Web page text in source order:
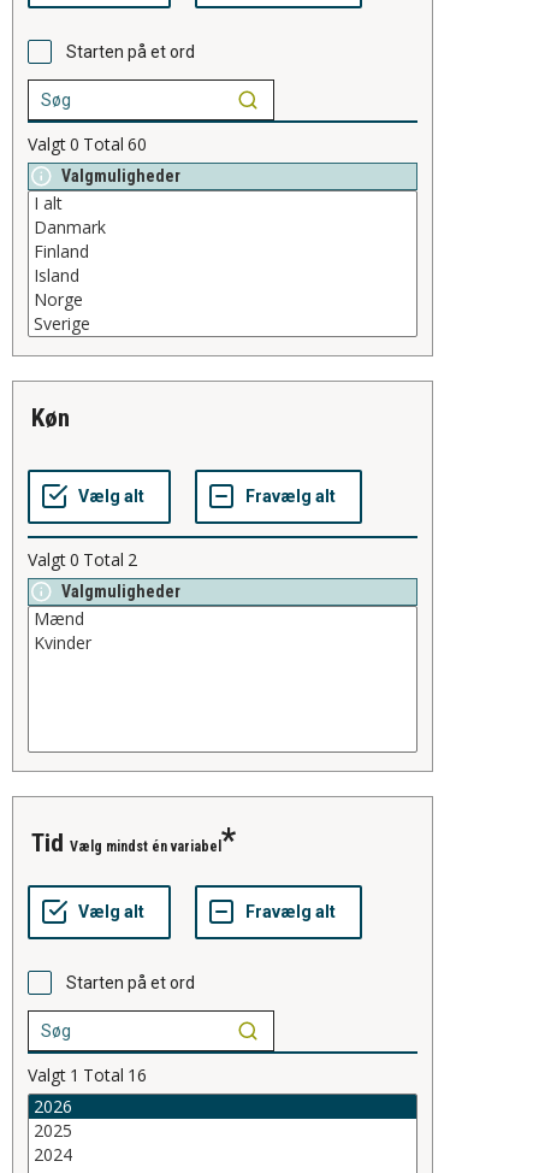
Starten på et ord
Valgt0 Total 60
Valgmuligheder
køn
Valgt0 Total 2
Valgmuligheder
tid Vælg mindst én variabel
Starten på et ord
Valgt 1 Total 16